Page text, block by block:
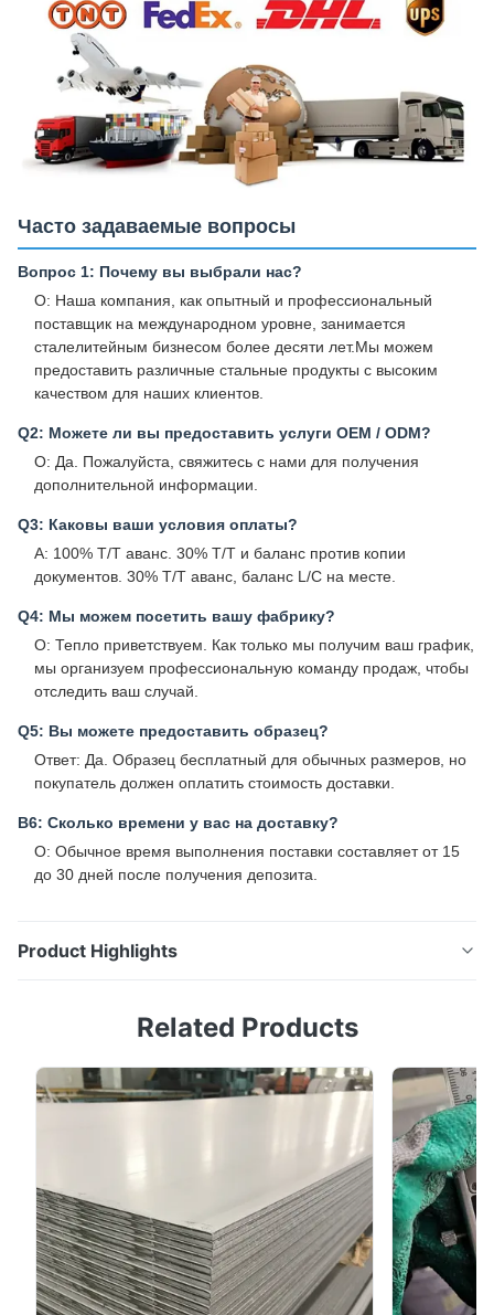
Часто задаваемые вопросы
Вопрос 1: Почему вы выбрали нас?
О: Наша компания, как опытный и профессиональный
поставщик на международном уровне, занимается
сталелитейным бизнесом более десяти лет.Мы можем
предоставить различные стальные продукты с высоким
качеством для наших клиентов.
Q2: Можете ли вы предоставить услуги OEM / ODM?
О: Да. Пожалуйста, свяжитесь с нами для получения
дополнительной информации.
Q3: Каковы ваши условия оплаты?
A: 100% T/T аванс. 30% T/T и баланс против копии
документов. 30% T/T аванс, баланс L/C на месте.
Q4: Мы можем посетить вашу фабрику?
О: Тепло приветствуем. Как только мы получим ваш график,
мы организуем профессиональную команду продаж, чтобы
отследить ваш случай.
Q5: Вы можете предоставить образец?
Ответ: Да. Образец бесплатный для обычных размеров, но
покупатель должен оплатить стоимость доставки.
В6: Сколько времени у вас на доставку?
О: Обычное время выполнения поставки составляет от 15
до 30 дней после получения депозита.
Product Highlights
антикоррозионная проката высокоуглеродистая
нержавеющей стали, изготовленная для
промышленных применений с исключительной
коррозионной стойкостью и долговечностью.
Ключевые особенности Прочный и универсальный
материал:Изго...
Related Products